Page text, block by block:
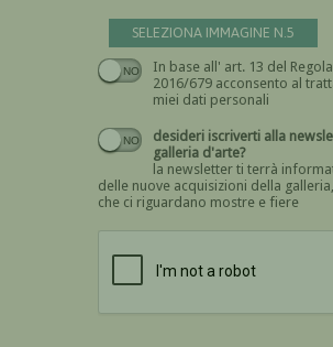
SELEZIONA IMMAGINE N.5
In base all' art. 13 del
2016/679 acconsento al trattamento dei
miei dati personali
Devi
desideri iscriverti alla newsletter di
galleria d'arte?
la newsletter ti terrà
delle nuove acquisizioni della galleria,
che ci riguardano mostre e fiere